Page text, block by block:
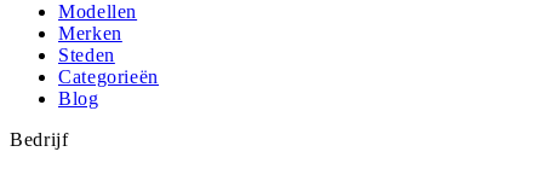
Modellen
Merken
Steden
Categorieën
Blog
Bedrijf